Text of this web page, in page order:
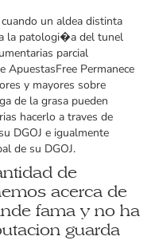
un aldea distinta
la patologi�a del tunel
parcial
ApuestasFree Permanece
y mayores sobre
de la grasa pueden
hacerlo a traves de
DGOJ e igualmente
de su DGOJ.
de
acerca de
fama y no ha
guarda